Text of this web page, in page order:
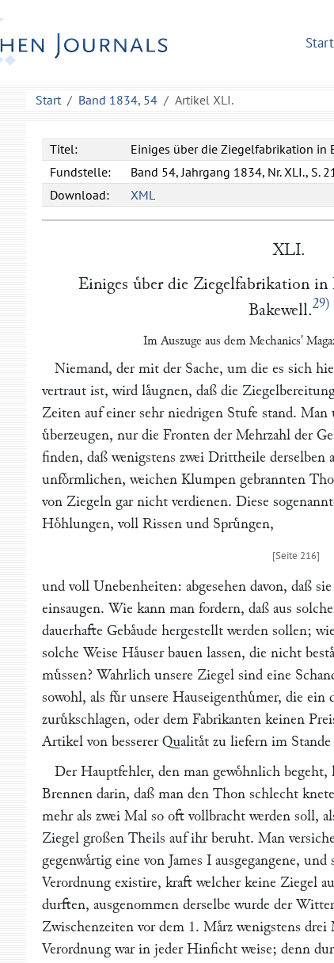
Start
Start Band 1834, 54 Artikel XLI.
Titel:
Einiges über die Ziegelfabrikation in
Fundstelle:
Band 54, Jahrgang 1834, Nr. XLI., S.
Download:
XML
XLI.
Einiges uͤber die Ziegelfabrikation in
Bakewell.29)
Im Auszuge aus dem Mechanics'
Niemand, der mit der Sache, um die es sich
vertraut ist, wird laͤugnen, daß die
Zeiten auf einer sehr niedrigen Stufe stand.
uͤberzeugen, nur die Fronten der Mehrzahl der
finden, daß wenigstens zwei Drittheile derselben
unfoͤrmlichen, weichen Klumpen gebrannten
von Ziegeln gar nicht verdienen. Diese
Hoͤhlungen, voll Rissen und Spruͤngen,
und voll Unebenheiten: abgesehen davon, daß
einsaugen. Wie kann man fordern, daß aus
dauerhafte Gebaͤude hergestellt werden sollen;
solche Weise Haͤuser bauen lassen, die nicht
muͤssen? Wahrlich unsere Ziegel sind eine
sowohl, als fuͤr unsere Hauseigenthuͤmer, die ein
zuruͤkschlagen, oder dem Fabrikanten keinen
Artikel von besserer Qualitaͤt zu liefern im Stande
Der Hauptfehler, den man gewoͤhnlich begeht,
Brennen darin, daß man den Thon schlecht
mehr als zwei Mal so oft vollbracht werden soll,
Ziegel großen Theils auf ihr beruht. Man
gegenwaͤrtig eine von James I ausgegangene,
Verordnung existire, kraft welcher keine Ziegel
durften, ausgenommen derselbe wurde der
Zwischenzeiten vor dem 1. Maͤrz wenigstens drei
Verordnung war in jeder Hinficht weise; denn